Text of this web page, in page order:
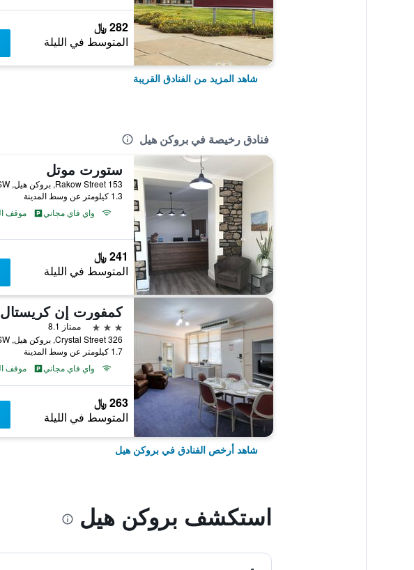
282 ﷼
المتوسط في الليلة
شاهد المزيد من الفنادق القريبة
فنادق رخيصة في بروكن هيل
ستورت موتل
153 Rakow Street, بروكن هيل, NSW, أستراليا
1.3 كيلومتر عن وسط المدينة
واي فاي مجاني
موقف
241 ﷼
المتوسط في الليلة
كمفورت إن كريستال
3 نجوم
ممتاز 8.1
326 Crystal Street, بروكن هيل, NSW, أستراليا
1.7 كيلومتر عن وسط المدينة
واي فاي مجاني
موقف
263 ﷼
المتوسط في الليلة
شاهد أرخص الفنادق في بروكن هيل
استكشف بروكن هيل